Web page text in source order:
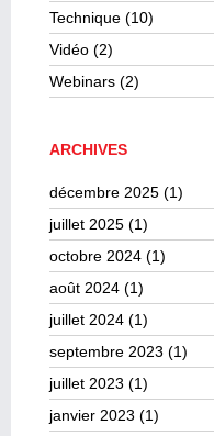
Technique (10)
Vidéo (2)
Webinars (2)
ARCHIVES
décembre 2025 (1)
juillet 2025 (1)
octobre 2024 (1)
août 2024 (1)
juillet 2024 (1)
septembre 2023 (1)
juillet 2023 (1)
janvier 2023 (1)